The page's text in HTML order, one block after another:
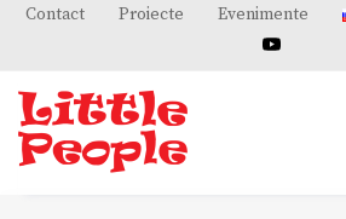
SkipContact Proiecte Evenimente